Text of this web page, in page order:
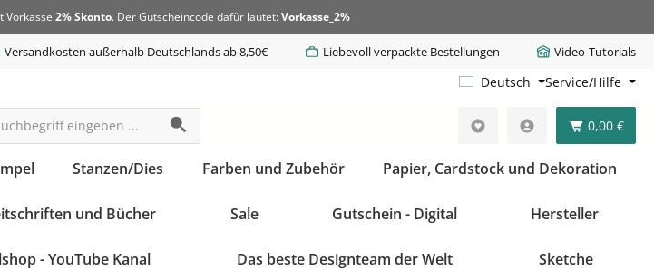
Vorkasse 2% Skonto. Der Gutscheincode dafür lautet: Vorkasse_2%
Versandkosten außerhalb Deutschlands ab 8,50€ Liebevoll verpackte Bestellungen Video-Tutorials
Deutsch Service/Hilfe
0,00 €
Stanzen/Dies Farben und Zubehör Papier, Cardstock und Dekoration
und Bücher Sale Gutschein - Digital Hersteller
- YouTube Kanal Das beste Designteam der Welt Sketche